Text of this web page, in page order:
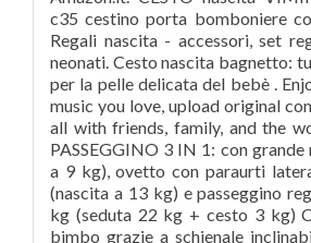
c35 cestino porta bomboniere
Regali nascita - accessori, set
neonati. Cesto nascita bagnetto:
per la pelle delicata del bebè .
music you love, upload original
all with friends, family, and the
PASSEGGINO 3 IN 1: con grande
a 9 kg), ovetto con paraurti
(nascita a 13 kg) e passeggino
kg (seduta 22 kg + cesto 3 kg)
bimbo grazie a schienale